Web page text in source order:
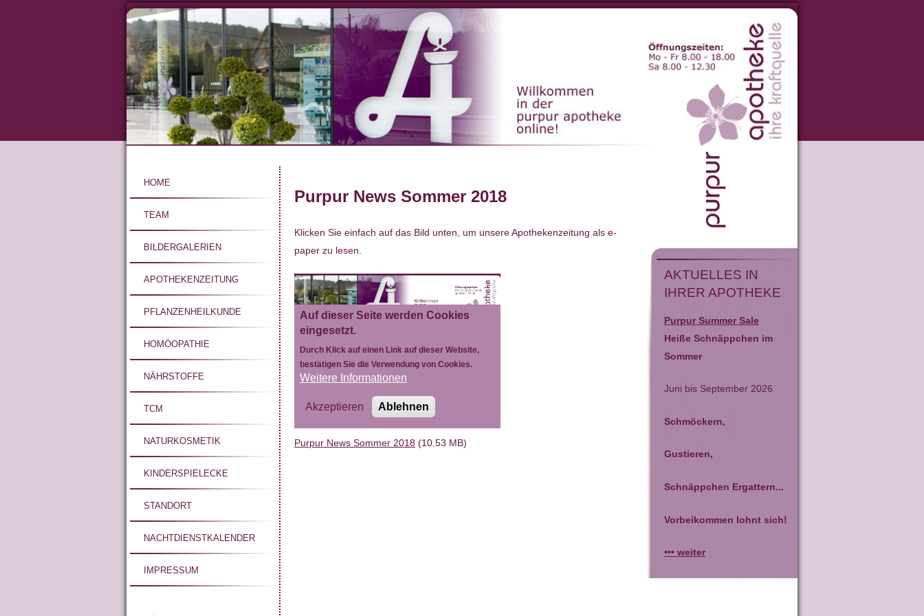
Hauptnavigation
HOME
TEAM
BILDERGALERIEN
APOTHEKENZEITUNG
PFLANZENHEILKUNDE
HOMÖOPATHIE
NÄHRSTOFFE
TCM
NATURKOSMETIK
KINDERSPIELECKE
STANDORT
NACHTDIENSTKALENDER
IMPRESSUM
Purpur News Sommer 2018
Klicken Sie einfach auf das Bild unten, um unsere Apothekenzeitung als e-
paper zu lesen.
Purpur News Sommer 2018 (10.53 MB)
AKTUELLES IN
IHRER APOTHEKE
Purpur Summer Sale
Heiße Schnäppchen im
Sommer
Juni bis September 2026
Schmöckern,
Gustieren,
Schnäppchen Ergattern...
Vorbeikommen lohnt sich!
••• weiter